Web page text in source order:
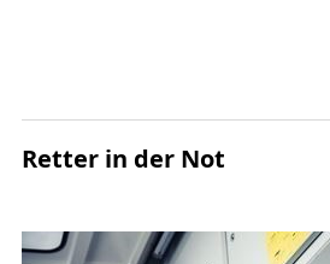
Retter in der Not